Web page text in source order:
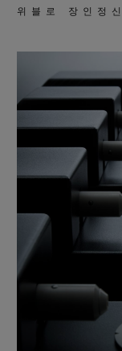
위블로 장인정신